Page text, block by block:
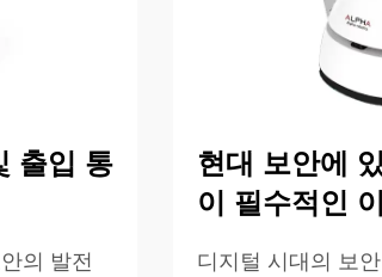
출입 통
의 발전
현대 보안에
이 필수적인
디지털 시대의 보